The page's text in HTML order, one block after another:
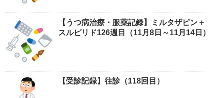
【うつ病治療・服薬記録】ミルタザピン＋
スルピリド126週目（11月8日～11月14日）
【受診記録】往診（118回目）